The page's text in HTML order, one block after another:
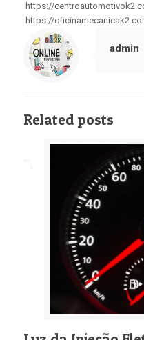
https://
https://
admin
Related posts